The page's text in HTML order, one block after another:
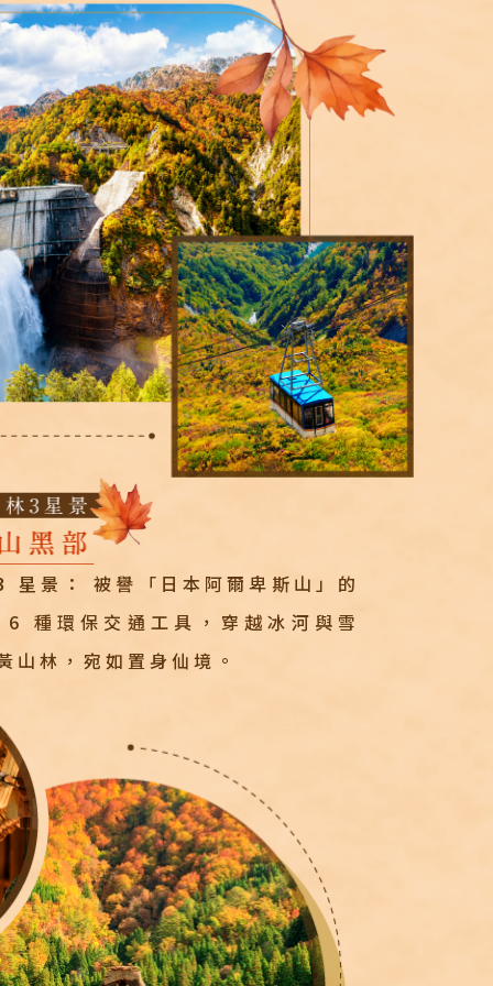
星景：
被譽「日本阿爾卑斯山」的
種環保交通工具，穿越冰河與雪
山林，宛如置身仙境。